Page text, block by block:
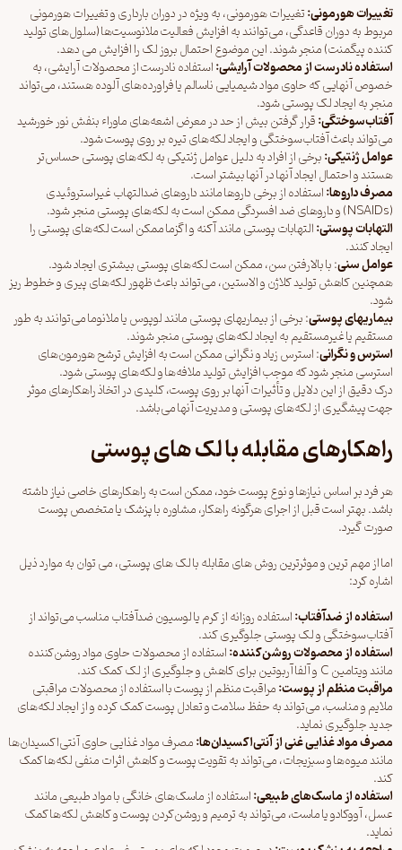
تغییرات هورمونی:تغییرات هورمونی، به ویژه در دوران بارداری و تغییرات هورمونی
مربوط به دوران قاعدگی، می‌توانند به افزایش فعالیت ملانوسیت‌ها (سلول‌های تولید
کننده پیگمنت) منجر شوند. این موضوع احتمال بروز لک را افزایش می دهد.
استفاده نادرست از محصولات آرایشی:استفاده نادرست از محصولات آرایشی، به
خصوص آنهایی که حاوی مواد شیمیایی ناسالم یا فراورده‌های آلوده هستند، می‌تواند
منجر به ایجاد لک پوستی شود.
آفتاب‌سوختگی:قرار گرفتن بیش از حد در معرض اشعه‌های ماوراء بنفش نور خورشید
می‌تواند باعث آفتاب‌سوختگی و ایجاد لکه‌های تیره بر روی پوست شود.
عوامل ژنتیکی:برخی از افراد به دلیل عوامل ژنتیکی به لکه‌های پوستی حساس‌تر
هستند و احتمال ایجاد آنها در آنها بیشتر است.
مصرف داروها:استفاده از برخی داروها مانند داروهای ضد‌التهاب غیراستروئیدی
(NSAIDs) و داروهای ضد افسردگی ممکن است به لکه‌های پوستی منجر شود.
التهابات پوستی:التهابات پوستی مانند آکنه و اگزما ممکن است لکه‌های پوستی را
ایجاد کنند.
عوامل سنی: با بالارفتن سن، ممکن است لکه‌های پوستی بیشتری ایجاد شود.
همچنین کاهش تولید کلاژن و الاستین، می‌تواند باعث ظهور لکه‌های پیری و خطوط ریز
شود.
بیماریهای پوستی: برخی از بیماریهای پوستی مانند لوپوس یا ملانوما می‌توانند به طور
مستقیم یا غیرمستقیم به ایجاد لکه‌های پوستی منجر شوند.
استرس و نگرانی: استرس زیاد و نگرانی ممکن است به افزایش ترشح هورمون‌های
استرسی منجر شود که موجب افزایش تولید ملافه‌ها و لکه‌های پوستی شود.
درک دقیق از این دلایل و تأثیرات آنها بر روی پوست، کلیدی در اتخاذ راهکارهای موثر
جهت پیشگیری از لکه‌های پوستی و مدیریت آنها می‌باشد.
راهکارهای مقابله با لک های پوستی
هر فرد بر اساس نیازها و نوع پوست خود، ممکن است به راهکارهای خاصی نیاز داشته
باشد. بهتر است قبل از اجرای هرگونه راهکار، مشاوره با پزشک یا متخصص پوست
صورت گیرد.
اما از مهم ترین و موثرترین روش های مقابله با لک های پوستی، می توان به موارد ذیل
اشاره کرد:
استفاده از ضدآفتاب:استفاده روزانه از کرم یا لوسیون ضدآفتاب مناسب می‌تواند از
آفتاب‌سوختگی و لک پوستی جلوگیری کند.
استفاده از محصولات روشن‌کننده:استفاده از محصولات حاوی مواد روشن‌کننده
مانند ویتامین C و آلفا آربوتین برای کاهش و جلوگیری از لک کمک کند.
مراقبت منظم از پوست:مراقبت منظم از پوست با استفاده از محصولات مراقبتی
ملایم و مناسب، می‌تواند به حفظ سلامت و تعادل پوست کمک کرده و از ایجاد لکه‌های
جدید جلوگیری نماید.
مصرف مواد غذایی غنی از آنتی‌اکسیدان‌ها:مصرف مواد غذایی حاوی آنتی‌اکسیدان‌ها
مانند میوه‌ها و سبزیجات، می‌تواند به تقویت پوست و کاهش اثرات منفی لکه‌ها کمک
کند.
استفاده از ماسک‌های طبیعی:استفاده از ماسک‌های خانگی با مواد طبیعی مانند
عسل، آووکادو یا ماست، می‌تواند به ترمیم و روشن‌کردن پوست و کاهش لکه‌ها کمک
نماید.